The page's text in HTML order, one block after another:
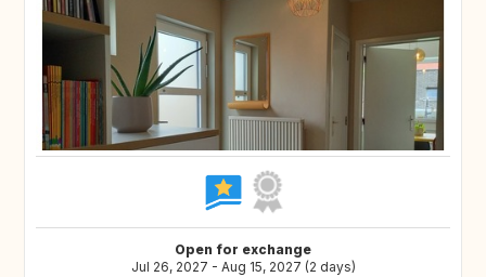
Open for exchange
Jul 26, 2027 - Aug 15, 2027 (2 days)